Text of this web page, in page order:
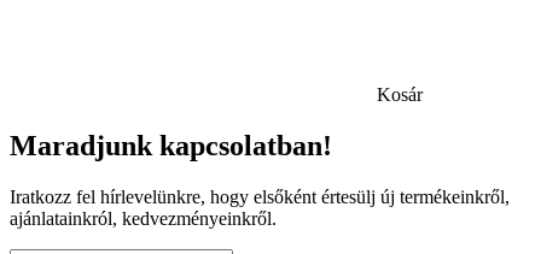
Kosár
Maradjunk kapcsolatban!
Iratkozz fel hírlevelünkre, hogy elsőként értesülj új termékeinkről,
ajánlatainkról, kedvezményeinkről.